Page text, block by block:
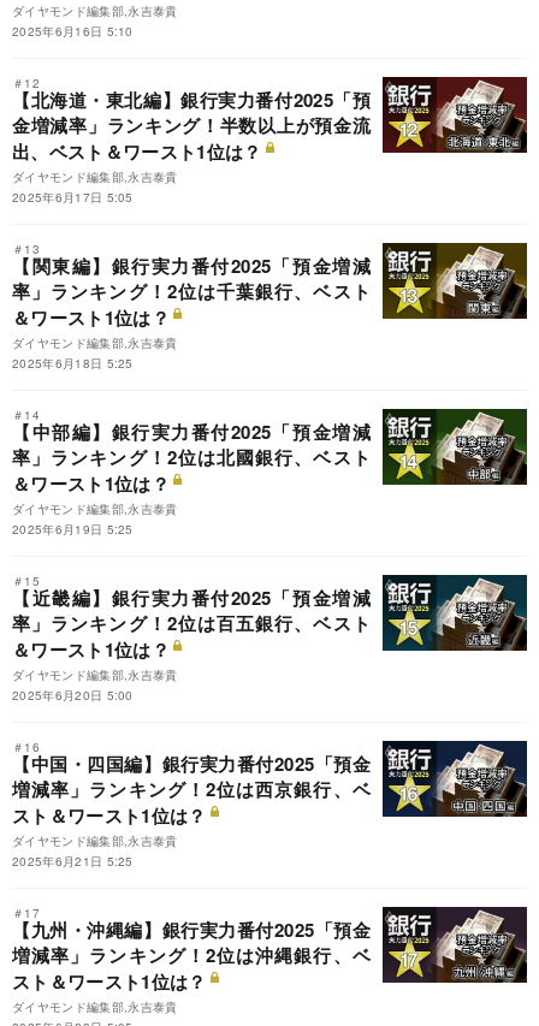
ダイヤモンド編集部,永吉泰貴
2025年6月16日 5:10
＃12
【北海道・東北編】銀行実力番付2025「預
金増減率」ランキング！半数以上が預金流
出、ベスト＆ワースト1位は？
ダイヤモンド編集部,永吉泰貴
2025年6月17日 5:05
＃13
【関東編】銀行実力番付2025「預金増減
率」ランキング！2位は千葉銀行、ベスト
＆ワースト1位は？
ダイヤモンド編集部,永吉泰貴
2025年6月18日 5:25
＃14
【中部編】銀行実力番付2025「預金増減
率」ランキング！2位は北國銀行、ベスト
＆ワースト1位は？
ダイヤモンド編集部,永吉泰貴
2025年6月19日 5:25
＃15
【近畿編】銀行実力番付2025「預金増減
率」ランキング！2位は百五銀行、ベスト
＆ワースト1位は？
ダイヤモンド編集部,永吉泰貴
2025年6月20日 5:00
＃16
【中国・四国編】銀行実力番付2025「預金
増減率」ランキング！2位は西京銀行、ベ
スト＆ワースト1位は？
ダイヤモンド編集部,永吉泰貴
2025年6月21日 5:25
＃17
【九州・沖縄編】銀行実力番付2025「預金
増減率」ランキング！2位は沖縄銀行、ベ
スト＆ワースト1位は？
ダイヤモンド編集部,永吉泰貴